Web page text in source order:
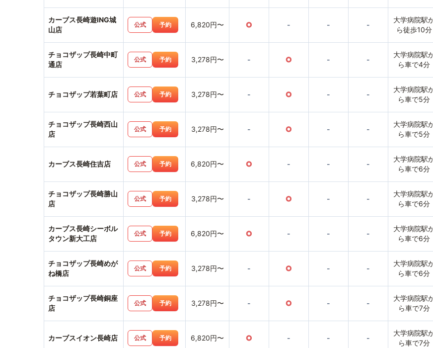
カーブス長崎遊ING城
山店
公式 予約 6,820円〜 ○ - - -
大学病院駅
ら徒歩10分
チョコザップ長崎中町
通店
公式 予約 3,278円〜 - ○ - -
大学病院駅
ら車で4分
チョコザップ若葉町店 公式 予約 3,278円〜 - ○ - -
大学病院駅
ら車で5分
チョコザップ長崎西山
店
公式 予約 3,278円〜 - ○ - -
大学病院駅
ら車で5分
カーブス長崎住吉店 公式 予約 6,820円〜 ○ - - -
大学病院駅
ら車で6分
チョコザップ長崎勝山
店
公式 予約 3,278円〜 - ○ - -
大学病院駅
ら車で6分
カーブス長崎シーボル
タウン新大工店
公式 予約 6,820円〜 ○ - - -
大学病院駅
ら車で6分
チョコザップ長崎めが
ね橋店
公式 予約 3,278円〜 - ○ - -
大学病院駅
ら車で6分
チョコザップ長崎銅座
店
公式 予約 3,278円〜 - ○ - -
大学病院駅
ら車で7分
カーブスイオン長崎店 公式 予約 6,820円〜 ○ - - -
大学病院駅
ら車で7分